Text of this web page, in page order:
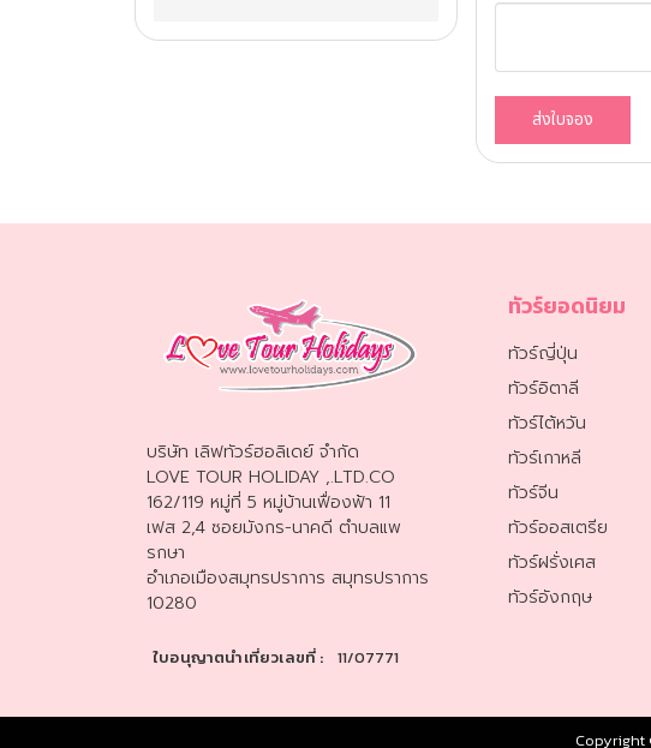
ส่งใบจอง
บริษัท เลิฟทัวร์ฮอลิเดย์ จำกัด
LOVE TOUR HOLIDAY ,.LTD.CO
162/119 หมู่ที่ 5 หมู่บ้านเฟื่องฟ้า 11
เฟส 2,4 ซอยมังกร-นาคดี ตำบลแพ
รกษา
อำเภอเมืองสมุทรปราการ สมุทรปราการ
10280
ใบอนุญาตนำเที่ยวเลขที่ : 11/07771
ทัวร์ยอดนิยม
ทัวร์ญี่ปุ่น
ทัวร์อิตาลี
ทัวร์ไต้หวัน
ทัวร์เกาหลี
ทัวร์จีน
ทัวร์ออสเตรีย
ทัวร์ฝรั่งเศส
ทัวร์อังกฤษ
Copyright
ทัวร์จอร์เจีย
ทัวร์บาหลี